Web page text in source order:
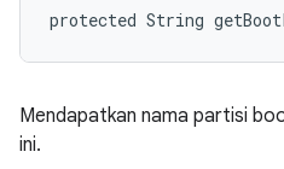
protected String
Mendapatkan nama partisi
ini.